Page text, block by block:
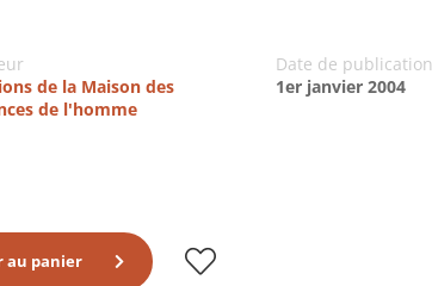
de la Maison des
de l'homme
Date de publication
1er janvier 2004
au panier